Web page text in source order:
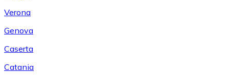
Verona
Genova
Caserta
Catania